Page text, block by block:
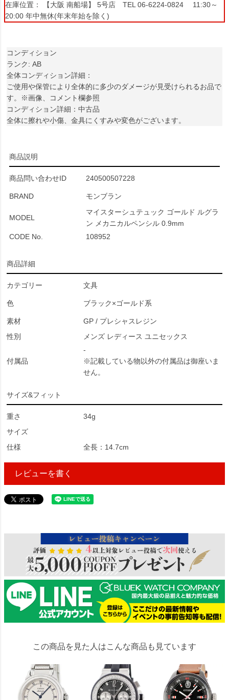
在庫位置： 【大阪 南船場】 5号店 TEL 06-6224-0824 11:30～
20:00 年中無休(年末年始を除く)
コンディション
ランク: AB
全体コンディション詳細：
ご使用や保管により全体的に多少のダメージが見受けられるお品で
す。※画像、コメント欄参照
コンディション詳細：中古品
全体に擦れや小傷、金具にくすみや変色がございます。
商品説明
商品問い合わせID 240500507228
BRAND モンブラン
MODEL
マイスターシュテュック ゴールド ルグラ
ン メカニカルペンシル 0.9mm
CODE No.
108952
商品詳細
カテゴリー 文具
色 ブラック×ゴールド系
素材
GP / プレシャスレジン
性別
メンズ レディース ユニセックス
付属品
-
※記載している物以外の付属品は御座いま
せん。
サイズ&フィット
重さ
34g
サイズ
仕様
全長：14.7cm
レビューを書く
この商品を見た人はこんな商品も見ています